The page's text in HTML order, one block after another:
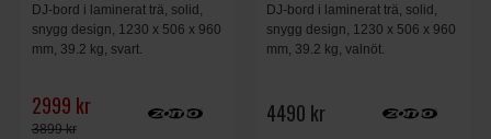
DJ-bord i laminerat trä, solid,
snygg design, 1230 x 506 x 960
mm, 39.2 kg, svart.
2999 kr
3899 kr
DJ-bord i laminerat trä, solid,
snygg design, 1230 x 506 x 960
mm, 39.2 kg, valnöt.
4490 kr